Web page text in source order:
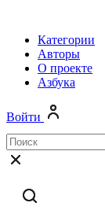
Категории
Авторы
О проекте
Азбука
Войти